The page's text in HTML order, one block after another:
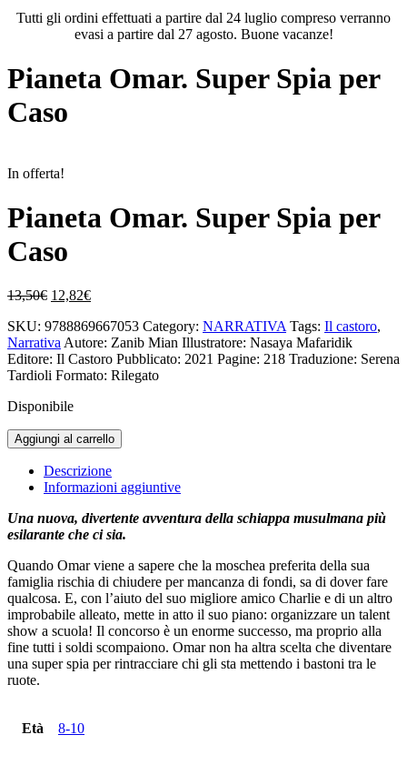
Tutti gli ordini effettuati a partire dal 24 luglio compreso verranno
evasi a partire dal 27 agosto. Buone vacanze!
Pianeta Omar. Super Spia per
Caso
In offerta!
Pianeta Omar. Super Spia per
Caso
13,50€ Il
originale
era:
13,50€.
12,82€Il
attuale
è:
12,82€.
SKU: 9788869667053 Category: NARRATIVA Tags: Il castoro,
NarrativaAutore: Zanib Mian Illustratore: Nasaya Mafaridik
Editore: Il Castoro Pubblicato: 2021 Pagine: 218 Traduzione: Serena
Tardioli Formato: Rilegato
Disponibile
Pianeta
Omar.
Super
Spia
Caso
quantità
Aggiungi al carrello
Descrizione
Informazioni aggiuntive
Una nuova, divertente avventura della schiappa musulmana più
esilarante che ci sia.
Quando Omar viene a sapere che la moschea preferita della sua
famiglia rischia di chiudere per mancanza di fondi, sa di dover fare
qualcosa. E, con l’aiuto del suo migliore amico Charlie e di un altro
improbabile alleato, mette in atto il suo piano: organizzare un talent
show a scuola! Il concorso è un enorme successo, ma proprio alla
fine tutti i soldi scompaiono. Omar non ha altra scelta che diventare
una super spia per rintracciare chi gli sta mettendo i bastoni tra le
ruote.
Età 8-10